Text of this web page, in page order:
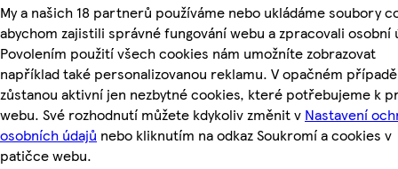
My a našich 18 partnerů používáme nebo ukládáme soubory
abychom zajistili správné fungování webu a zpracovali osobní
Povolením použití všech cookies nám umožníte zobrazovat
například také personalizovanou reklamu. V opačném případě
zůstanou aktivní jen nezbytné cookies, které potřebujeme k
webu. Své rozhodnutí můžete kdykoliv změnit v Nastavení
osobních údajů nebo kliknutím na odkaz Soukromí a cookies v
patičce webu.